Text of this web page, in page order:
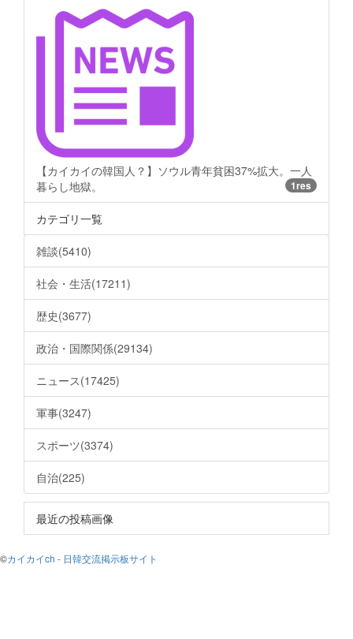
【カイカイの韓国人？】ソウル青年貧困37%拡大。一人
暮らし地獄。
1res
カテゴリ一覧
雑談(5410)
社会・生活(17211)
歴史(3677)
政治・国際関係(29134)
ニュース(17425)
軍事(3247)
スポーツ(3374)
自治(225)
最近の投稿画像
©カイカイch - 日韓交流掲示板サイト